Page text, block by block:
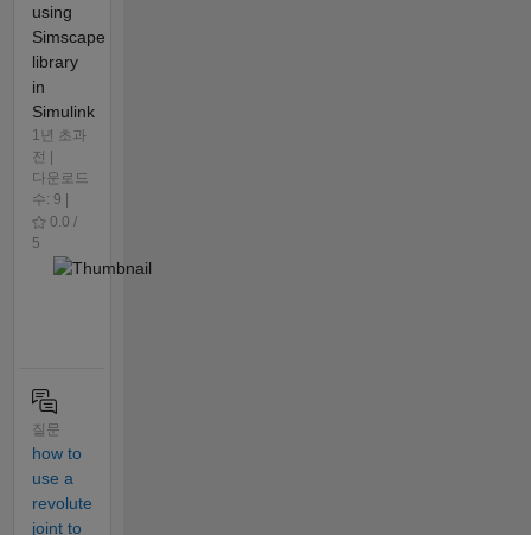
using
Simscape
library
in
Simulink
1년 초과
전 |
다운로드
수: 9 |
0.0 /
5
질문
how to
use a
revolute
joint to